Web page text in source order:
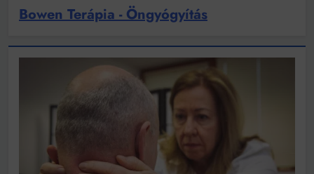
Bowen Terápia - Öngyógyítás